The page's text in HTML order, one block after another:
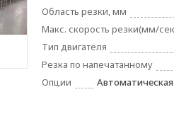
Область резки, мм
Макс. скорость резки(мм/
Тип двигателя
Резка по напечатанному
Опции